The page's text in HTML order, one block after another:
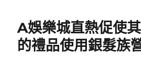
A娛樂城直熱促使
的禮品使用銀髮族